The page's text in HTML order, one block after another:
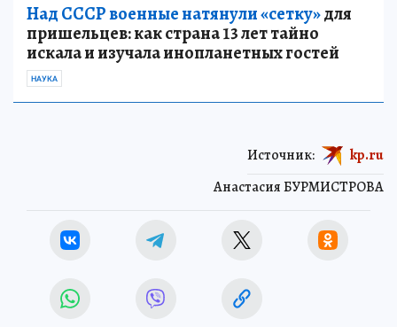
Над СССР военные натянули «сетку»для
пришельцев: как страна 13 лет тайно
искала и изучала инопланетных гостей
НАУКА
Анастасия БУРМИСТРОВА
Источник: kp.ru